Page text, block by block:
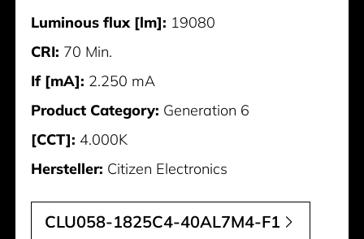
Luminous flux [lm]: 19080
CRI: 70 Min.
If [mA]: 2.250 mA
Product Category: Generation 6
[CCT]: 4.000K
Hersteller: Citizen Electronics
CLU058-1825C4-40AL7M4-F1